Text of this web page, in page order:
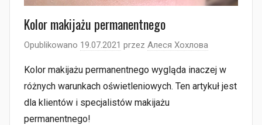
Kolor makijażu permanentnego
Opublikowano 19.07.2021 przez Алеся Хохлова
Kolor makijażu permanentnego wygląda inaczej w
różnych warunkach oświetleniowych. Ten artykuł jest
dla klientów i specjalistów makijażu
permanentnego!